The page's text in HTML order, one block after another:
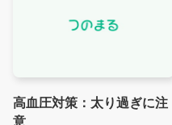
高血圧対策：太り過ぎに注
意